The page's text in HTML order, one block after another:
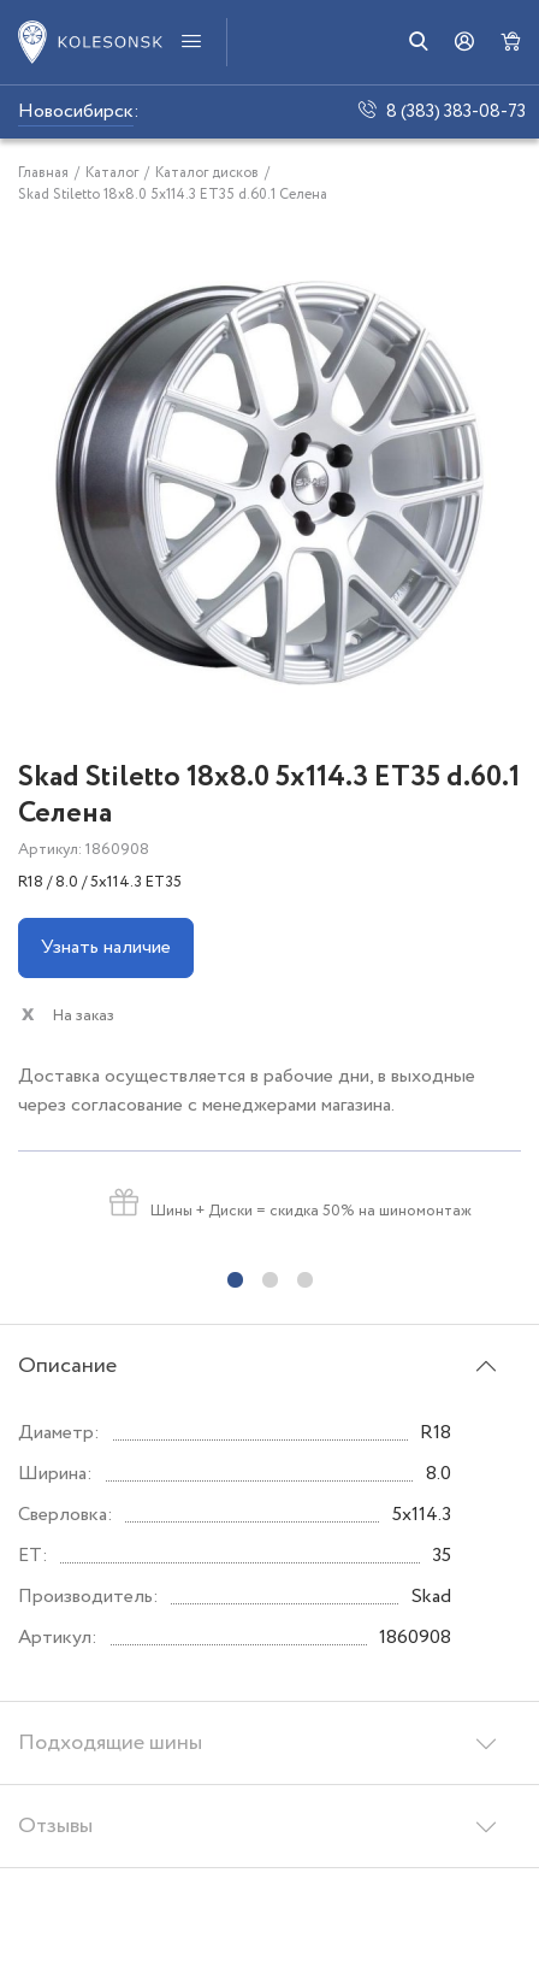
Новосибирск: 8 (383) 383-08-73
Главная / Каталог / Каталог дисков /
Skad Stiletto 18x8.0 5x114.3 ET35 d.60.1 Селена
Skad Stiletto 18x8.0 5x114.3 ET35 d.60.1
Селена
Артикул: 1860908
R18 / 8.0 / 5x114.3 ET35
Узнать наличие
На заказ
Доставка осуществляется в рабочие дни, в выходные
через согласование с менеджерами магазина.
Шины + Диски = скидка 50% на шиномонтаж
Описание
Подходящие шины
Отзывы
Диаметр:
R18
Ширина:
8.0
Сверловка:
5x114.3
ET:
35
Производитель:
Skad
Артикул:
1860908